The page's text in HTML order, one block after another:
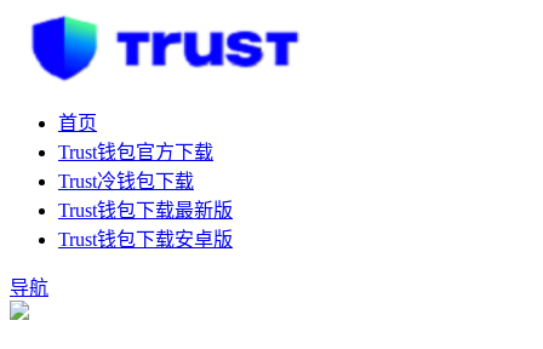
首页
Trust钱包官方下载
Trust冷钱包下载
Trust钱包下载最新版
Trust钱包下载安卓版
导航